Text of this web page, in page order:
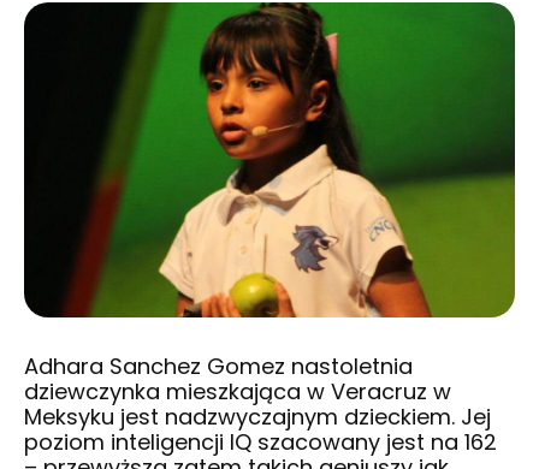
Adhara Sanchez Gomez nastoletnia
dziewczynka mieszkająca w Veracruz w
Meksyku jest nadzwyczajnym dzieckiem. Jej
poziom inteligencji IQ szacowany jest na 162